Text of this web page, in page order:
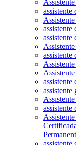
assistente
assistente
assistente
assistente
assistente
assistente
Permanent
assistente